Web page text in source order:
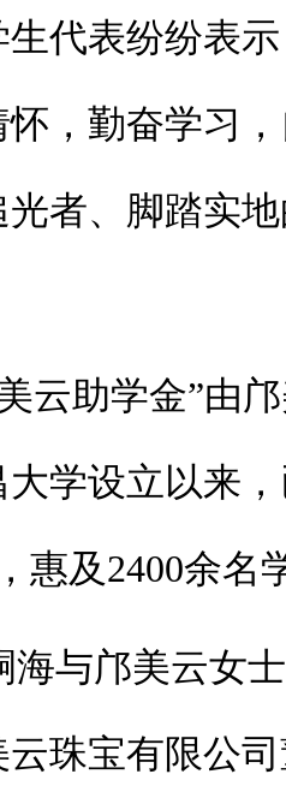
代表纷纷表
怀，勤奋学习
者、脚踏实
云助学金”由
大学设立以来
惠及2400余名
海与邝美云女
珠宝有限公